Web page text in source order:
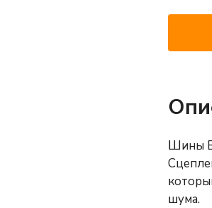
Шины
шума.